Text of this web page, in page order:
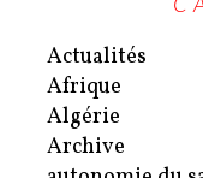
Actualités
Afrique
Algérie
Archive